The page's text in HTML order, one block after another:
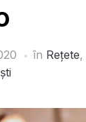
în Rețete,